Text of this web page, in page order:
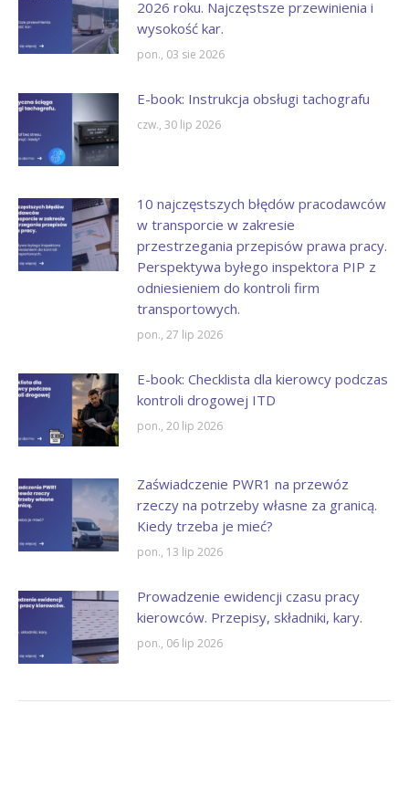
2026 roku. Najczęstsze przewinienia i
wysokość kar.
pon., 03 sie 2026
E-book: Instrukcja obsługi tachografu
czw., 30 lip 2026
10 najczęstszych błędów pracodawców
w transporcie w zakresie
przestrzegania przepisów prawa pracy.
Perspektywa byłego inspektora PIP z
odniesieniem do kontroli firm
transportowych.
pon., 27 lip 2026
E-book: Checklista dla kierowcy podczas
kontroli drogowej ITD
pon., 20 lip 2026
Zaświadczenie PWR1 na przewóz
rzeczy na potrzeby własne za granicą.
Kiedy trzeba je mieć?
pon., 13 lip 2026
Prowadzenie ewidencji czasu pracy
kierowców. Przepisy, składniki, kary.
pon., 06 lip 2026